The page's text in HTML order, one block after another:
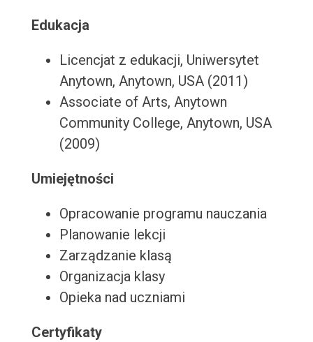
Edukacja
Licencjat z edukacji, Uniwersytet
Anytown, Anytown, USA (2011)
Associate of Arts, Anytown
Community College, Anytown, USA
(2009)
Umiejętności
Opracowanie programu nauczania
Planowanie lekcji
Zarządzanie klasą
Organizacja klasy
Opieka nad uczniami
Certyfikaty